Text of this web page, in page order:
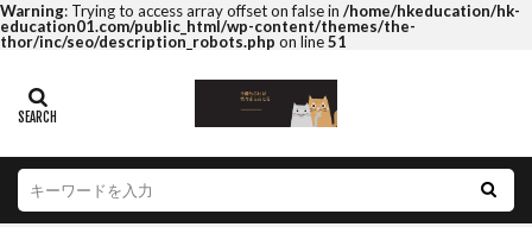
Warning: Trying to access array offset on false in /home/hkeducation/hk-
education01.com/public_html/wp-content/themes/the-
thor/inc/seo/description_robots.php on line51